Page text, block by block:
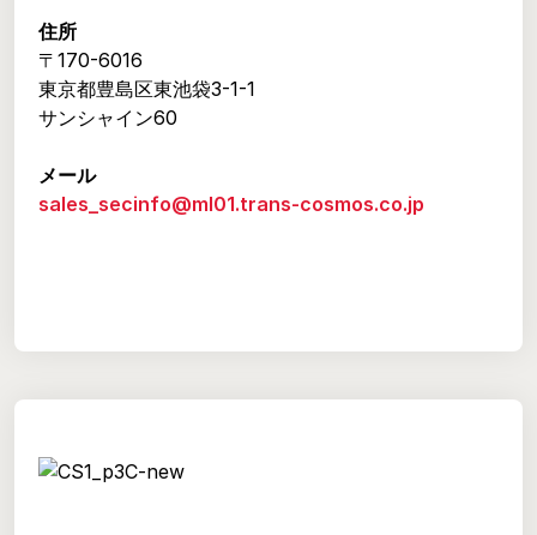
住所
〒170-6016
東京都豊島区東池袋3-1-1
サンシャイン60
メール
sales_secinfo@ml01.trans-cosmos.co.jp